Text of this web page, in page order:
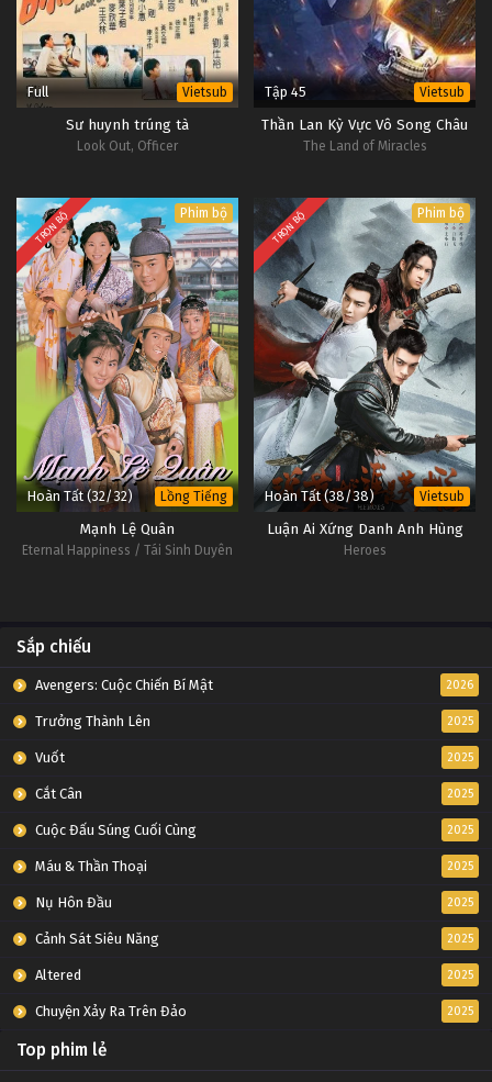
Full Vietsub
Sư huynh trúng tà
Look Out, Officer
Tập 45 Vietsub
Thần Lan Kỳ Vực Vô Song Châu
The Land of Miracles
TRỌN BỘ Phim bộ
Hoàn Tất (32/32) Lồng Tiếng
Mạnh Lệ Quân
Eternal Happiness / Tái Sinh Duyên
TRỌN BỘ Phim bộ
Hoàn Tất (38/38) Vietsub
Luận Ai Xứng Danh Anh Hùng
Heroes
Sắp chiếu
Avengers: Cuộc Chiến Bí Mật 2026
Trưởng Thành Lên 2025
Vuốt 2025
Cắt Cân 2025
Cuộc Đấu Súng Cuối Cùng 2025
Máu & Thần Thoại 2025
Nụ Hôn Đầu 2025
Cảnh Sát Siêu Năng 2025
Altered 2025
Chuyện Xảy Ra Trên Đảo 2025
Top phim lẻ